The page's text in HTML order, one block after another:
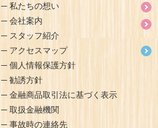
私たちの想い
会社案内
スタッフ紹介
アクセスマップ
個人情報保護方針
勧誘方針
金融商品取引法に基づく表示
取扱金融機関
事故時の連絡先